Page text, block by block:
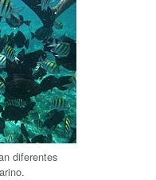
diferentes